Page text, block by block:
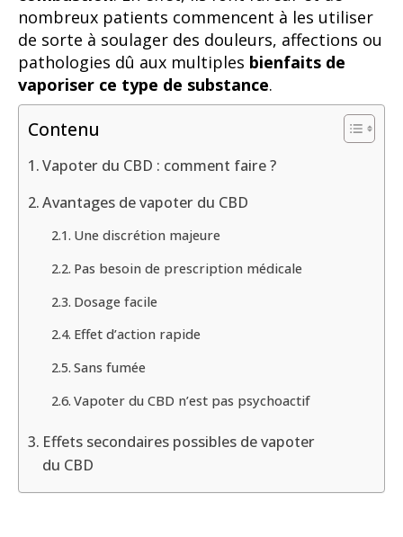
nombreux patients commencent à les utiliser
de sorte à soulager des douleurs, affections ou
pathologies dû aux multiples bienfaits de
vaporiser ce type de substance.
Contenu
Vapoter du CBD : comment faire ?
Avantages de vapoter du CBD
Une discrétion majeure
Pas besoin de prescription médicale
Dosage facile
Effet d’action rapide
Sans fumée
Vapoter du CBD n’est pas psychoactif
Effets secondaires possibles de vapoter
du CBD